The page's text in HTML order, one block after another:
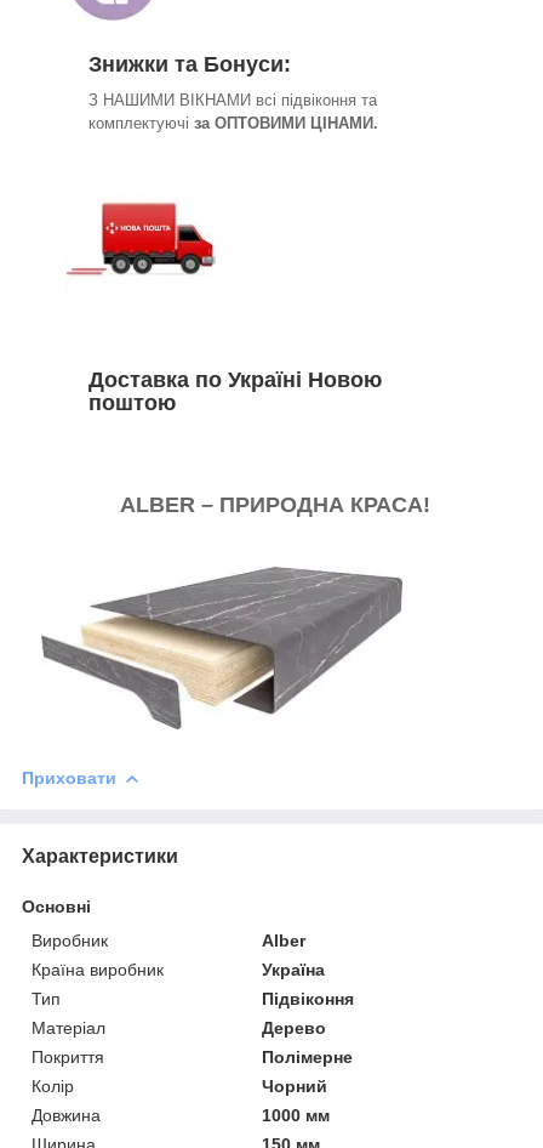
Знижки та Бонуси:
З НАШИМИ ВІКНАМИ всі підвіконня та
комплектуючі за ОПТОВИМИ ЦІНАМИ.
Доставка по Україні Новою
поштою
ALBER – ПРИРОДНА КРАСА!
Приховати
Характеристики
Основні
Виробник
Alber
Країна виробник
Україна
Тип
Підвіконня
Матеріал
Дерево
Покриття
Полімерне
Колір
Чорний
Довжина
1000 мм
Ширина
150 мм